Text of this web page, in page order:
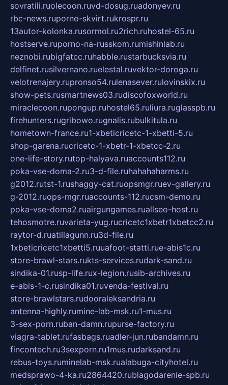
sovratili.ruolecoon.ruvd-dosug.ruadonyev.ru
rbc-news.ruporno-skvirt.rukrospr.ru
13autor-kolonka.rusormol.ru2rich.ruhostel-65.ru
hostserve.ruporno-na-russkom.rumishinlab.ru
neznobi.rubigfatcc.ruhabble.rustarbucksvia.ru
delfinet.rusilvernano.ruelestal.ruvektor-doroga.ru
velotrenajery.rupronso54.rulenasever.rulovinskix.ru
show-pets.rusmartnews03.rudiscofoxworld.ru
miraclecoon.rupongup.ruhostel65.ruliura.ruglasspb.ru
firehunters.rugribowo.rugnalis.rubulkitula.ru
hometown-france.ru1-xbeticricetc-1-xbetti-5.ru
shop-garena.rucricetc-1-xbetr-1-xbetcc-2.ru
one-life-story.rutop-halyava.ruaccounts112.ru
poka-vse-doma-2.ru3-d-file.ruhahahaharms.ru
g2012.rutst-1.rushaggy-cat.ruopsmgr.ruev-gallery.ru
g-2012.ruops-mgr.ruaccounts-112.rucsm-demo.ru
poka-vse-doma2.ruairgungames.ruallseo-host.ru
tehosmotre.ruvarieta-yug.rucricetc1xbetr1xbetcc2.ru
raytor-d.ruatillagunn.ru3d-file.ru
1xbeticricetc1xbetti5.ruuafoot-statti.rue-abis1c.ru
store-brawl-stars.rukts-services.rudark-sand.ru
sindika-01.rusp-life.rux-legion.rusib-archives.ru
e-abis-1-c.rusindika01.ruvenda-festival.ru
store-brawlstars.rudooraleksandria.ru
antenna-highly.rumine-lab-msk.ru1-mus.ru
3-sex-porn.ruban-damn.rupurse-factory.ru
viagra-tablet.rufasbags.ruadler-jun.rubandamn.ru
fincontech.ru3sexporn.ru1mus.rudarksand.ru
rebus-toys.ruminelab-msk.rualabuga-cityhotel.ru
medsprawo-4-ka.ru2864420.rublagodarenie-spb.ru